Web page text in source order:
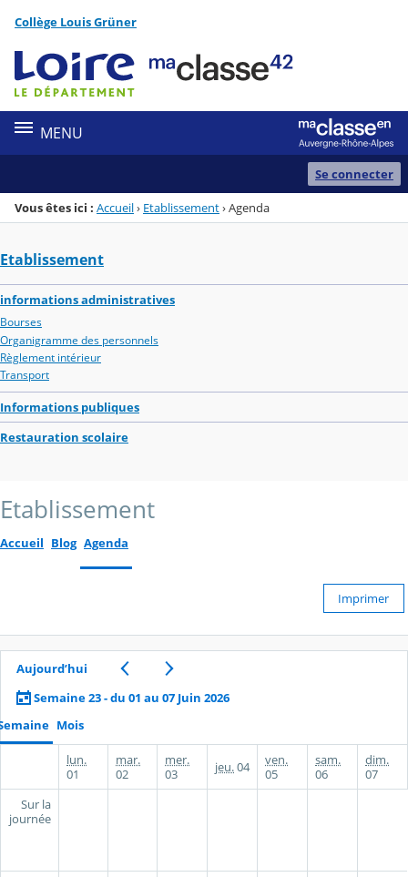
Menu de la rubrique
Contenu
Collège Louis Grüner
MENU
Se connecter
Vous êtes ici : Accueil› Etablissement›Agenda
Etablissement
informations administratives
Bourses
Organigramme des personnels
Règlement intérieur
Transport
Informations publiques
Restauration scolaire
Etablissement
Accueil Blog Agenda
Imprimer
Aujourd’hui
Semaine 23 - du 01 au 07 Juin 2026
Mois
lun.
01
mar.
02
mer.
03
jeu.04
ven.
05
sam.
06
dim.
07
Sur la
journée